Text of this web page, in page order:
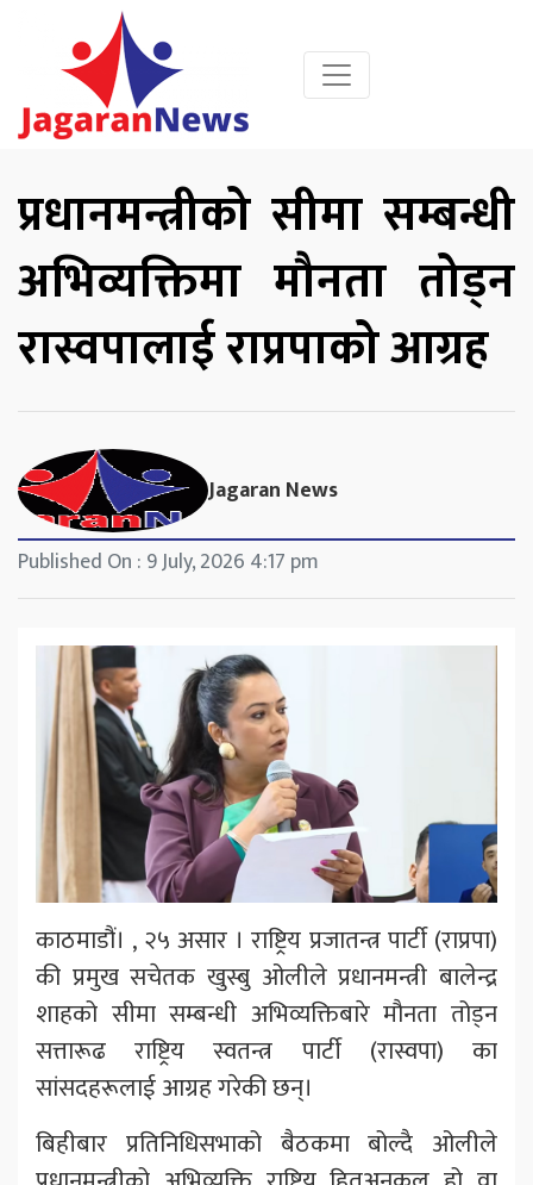
प्रधानमन्त्रीको सीमा सम्बन्धी
अभिव्यक्तिमा मौनता तोड्न
रास्वपालाई राप्रपाको आग्रह
Jagaran News
Published On : 9 July, 2026 4:17 pm
काठमाडौं। , २५ असार । राष्ट्रिय प्रजातन्त्र पार्टी (राप्रपा)
की प्रमुख सचेतक खुस्बु ओलीले प्रधानमन्त्री बालेन्द्र
शाहको सीमा सम्बन्धी अभिव्यक्तिबारे मौनता तोड्न
सत्तारूढ राष्ट्रिय स्वतन्त्र पार्टी (रास्वपा) का
सांसदहरूलाई आग्रह गरेकी छन्।
बिहीबार प्रतिनिधिसभाको बैठकमा बोल्दै ओलीले